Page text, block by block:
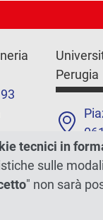
Perugia
tecnici in
sulle
" non sarà